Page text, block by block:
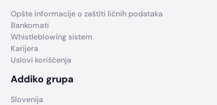
Opšte informacije o zaštiti ličnih podataka
Bankomati
Whistleblowing sistem
Karijera
Uslovi korišćenja
Addiko grupa
Slovenija